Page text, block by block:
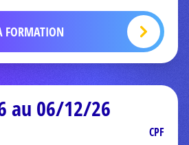
FORMATION
au 06/12/26
CPF